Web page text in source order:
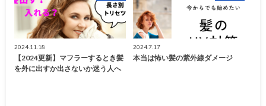
2024.11.18
【2024更新】マフラーするとき髪
を外に出すか出さないか迷う人へ
2024.7.17
本当は怖い髪の紫外線ダメージ